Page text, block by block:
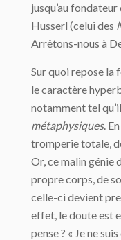
jusqu’au
Husserl (celui des
Arrêtons-nous à
Sur quoi repose la
le caractère
notamment tel
métaphysiques.
tromperie totale,
Or, ce malin génie
propre corps, de
celle-ci devient
effet, le doute est
pense ? « Je ne